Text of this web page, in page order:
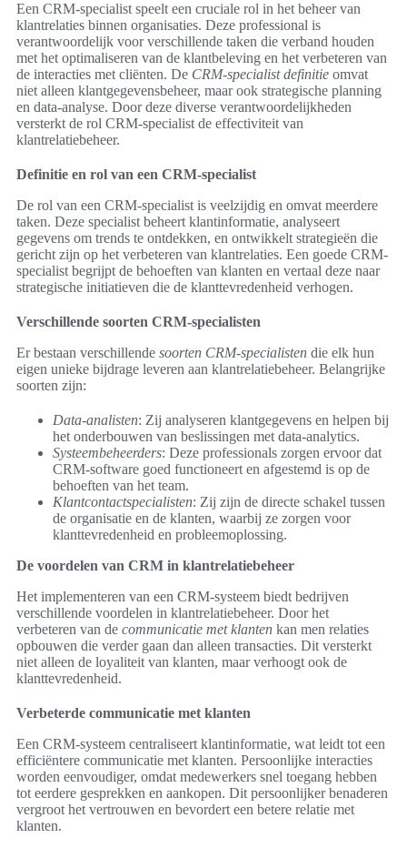
Een CRM-specialist speelt een cruciale rol in het beheer van
klantrelaties binnen organisaties. Deze professional is
verantwoordelijk voor verschillende taken die verband houden
met het optimaliseren van de klantbeleving en het verbeteren van
de interacties met cliënten. De CRM-specialist definitie omvat
niet alleen klantgegevensbeheer, maar ook strategische planning
en data-analyse. Door deze diverse verantwoordelijkheden
versterkt de rol CRM-specialist de effectiviteit van
klantrelatiebeheer.
Definitie en rol van een CRM-specialist
De rol van een CRM-specialist is veelzijdig en omvat meerdere
taken. Deze specialist beheert klantinformatie, analyseert
gegevens om trends te ontdekken, en ontwikkelt strategieën die
gericht zijn op het verbeteren van klantrelaties. Een goede CRM-
specialist begrijpt de behoeften van klanten en vertaal deze naar
strategische initiatieven die de klanttevredenheid verhogen.
Verschillende soorten CRM-specialisten
Er bestaan verschillende soorten CRM-specialisten die elk hun
eigen unieke bijdrage leveren aan klantrelatiebeheer. Belangrijke
soorten zijn:
Data-analisten: Zij analyseren klantgegevens en helpen bij
het onderbouwen van beslissingen met data-analytics.
Systeembeheerders: Deze professionals zorgen ervoor dat
CRM-software goed functioneert en afgestemd is op de
behoeften van het team.
Klantcontactspecialisten: Zij zijn de directe schakel tussen
de organisatie en de klanten, waarbij ze zorgen voor
klanttevredenheid en probleemoplossing.
De voordelen van CRM in klantrelatiebeheer
Het implementeren van een CRM-systeem biedt bedrijven
verschillende voordelen in klantrelatiebeheer. Door het
verbeteren van de communicatie met klanten kan men relaties
opbouwen die verder gaan dan alleen transacties. Dit versterkt
niet alleen de loyaliteit van klanten, maar verhoogt ook de
klanttevredenheid.
Verbeterde communicatie met klanten
Een CRM-systeem centraliseert klantinformatie, wat leidt tot een
efficiëntere communicatie met klanten. Persoonlijke interacties
worden eenvoudiger, omdat medewerkers snel toegang hebben
tot eerdere gesprekken en aankopen. Dit persoonlijker benaderen
vergroot het vertrouwen en bevordert een betere relatie met
klanten.